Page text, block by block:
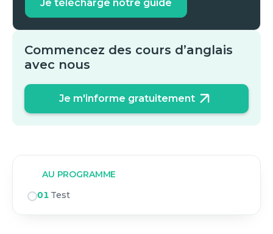
Je télécharge notre guide
Commencez des cours d’anglais
avec nous
Je m'informe gratuitement
AU PROGRAMME
01 Test